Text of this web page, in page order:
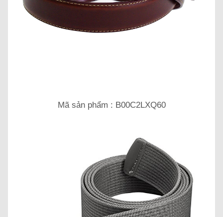
Mã sản phẩm : B00C2LXQ60